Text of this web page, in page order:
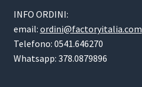
INFO ORDINI:
email: ordini@factoryitalia.com
Telefono: 0541.646270
Whatsapp: 378.0879896